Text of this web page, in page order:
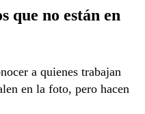
que no están en
a quienes trabajan
en la foto, pero hacen